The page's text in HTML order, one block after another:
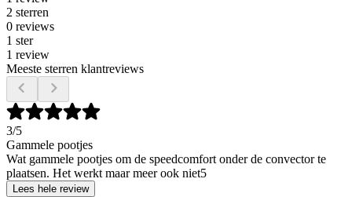
2 sterren
0 reviews
1 ster
1 review
Meeste sterren klantreviews
3/5
Gammele pootjes
Wat gammele pootjes om de speedcomfort onder de convector te
plaatsen. Het werkt maar meer ook niet5
Lees hele review